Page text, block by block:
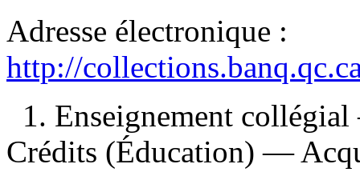
Adresse électronique :
http://
1. Enseignement
Crédits (Éducation) —